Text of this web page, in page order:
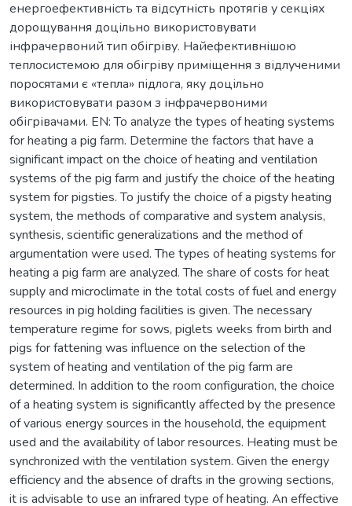
енергоефективність та відсутність протягів у секціях
дорощування доцільно використовувати
інфрачервоний тип обігріву. Найефективнішою
теплосистемою для обігріву приміщення з відлученими
поросятами є «тепла» підлога, яку доцільно
використовувати разом з інфрачервоними
обігрівачами. EN: To analyze the types of heating systems
for heating a pig farm. Determine the factors that have a
significant impact on the choice of heating and ventilation
systems of the pig farm and justify the choice of the heating
system for pigsties. To justify the choice of a pigsty heating
system, the methods of comparative and system analysis,
synthesis, scientific generalizations and the method of
argumentation were used. The types of heating systems for
heating a pig farm are analyzed. The share of costs for heat
supply and microclimate in the total costs of fuel and energy
resources in pig holding facilities is given. The necessary
temperature regime for sows, piglets weeks from birth and
pigs for fattening was influence on the selection of the
system of heating and ventilation of the pig farm are
determined. In addition to the room configuration, the choice
of a heating system is significantly affected by the presence
of various energy sources in the household, the equipment
used and the availability of labor resources. Heating must be
synchronized with the ventilation system. Given the energy
efficiency and the absence of drafts in the growing sections,
it is advisable to use an infrared type of heating. An effective